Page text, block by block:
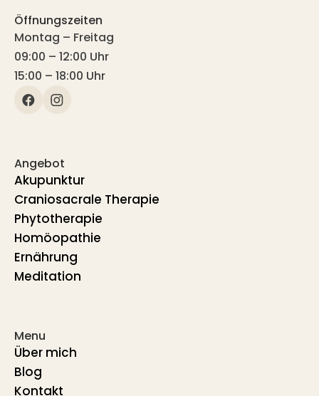
Öffnungszeiten
Montag – Freitag
09:00 – 12:00 Uhr
15:00 – 18:00 Uhr
Angebot
Akupunktur
Craniosacrale Therapie
Phytotherapie
Homöopathie
Ernährung
Meditation
Menu
Über mich
Blog
Kontakt